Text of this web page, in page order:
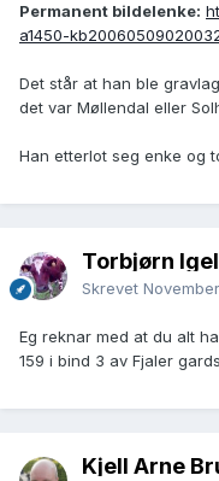
Permanent bildelenke:
a1450-
Det står at han ble
det var Møllendal eller
Han etterlot seg enke og
Torbjørn
Skrevet
Eg reknar med at du alt
159 i bind 3 av Fjaler
Kjell Arne